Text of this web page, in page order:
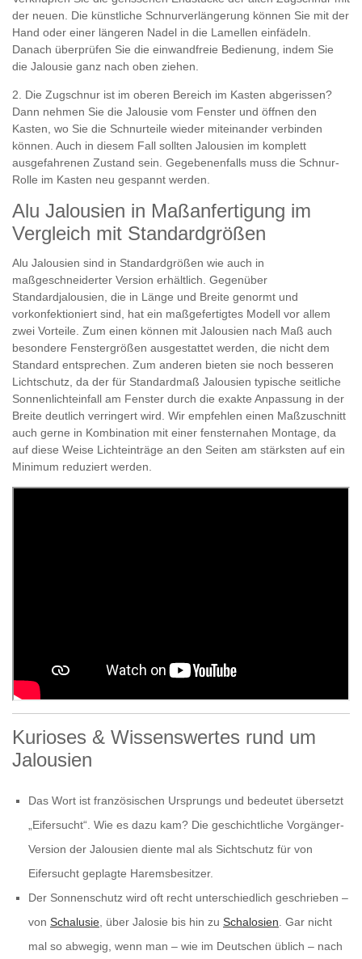
der neuen. Die künstliche Schnurverlängerung können Sie mit der
Hand oder einer längeren Nadel in die Lamellen einfädeln.
Danach überprüfen Sie die einwandfreie Bedienung, indem Sie
die Jalousie ganz nach oben ziehen.
2. Die Zugschnur ist im oberen Bereich im Kasten abgerissen?
Dann nehmen Sie die Jalousie vom Fenster und öffnen den
Kasten, wo Sie die Schnurteile wieder miteinander verbinden
können. Auch in diesem Fall sollten Jalousien im komplett
ausgefahrenen Zustand sein. Gegebenenfalls muss die Schnur-
Rolle im Kasten neu gespannt werden.
Alu Jalousien in Maßanfertigung im
Vergleich mit Standardgrößen
Alu Jalousien sind in Standardgrößen wie auch in
maßgeschneiderter Version erhältlich. Gegenüber
Standardjalousien, die in Länge und Breite genormt und
vorkonfektioniert sind, hat ein maßgefertigtes Modell vor allem
zwei Vorteile. Zum einen können mit Jalousien nach Maß auch
besondere Fenstergrößen ausgestattet werden, die nicht dem
Standard entsprechen. Zum anderen bieten sie noch besseren
Lichtschutz, da der für Standardmaß Jalousien typische seitliche
Sonnenlichteinfall am Fenster durch die exakte Anpassung in der
Breite deutlich verringert wird. Wir empfehlen einen Maßzuschnitt
auch gerne in Kombination mit einer fensternahen Montage, da
auf diese Weise Lichteinträge an den Seiten am stärksten auf ein
Minimum reduziert werden.
Kurioses & Wissenswertes rund um
Jalousien
Das Wort ist französischen Ursprungs und bedeutet übersetzt
„Eifersucht“. Wie es dazu kam? Die geschichtliche Vorgänger-
Version der Jalousien diente mal als Sichtschutz für von
Eifersucht geplagte Haremsbesitzer.
Der Sonnenschutz wird oft recht unterschiedlich geschrieben –
von Schalusie , über Jalosie bis hin zu Schalosien . Gar nicht
mal so abwegig, wenn man – wie im Deutschen üblich – nach